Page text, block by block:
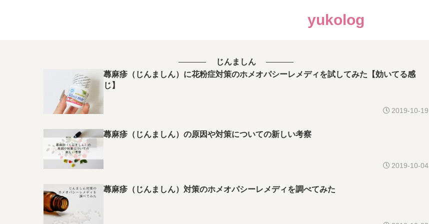
yukolog
じんましん
蕁麻疹（じんましん）に花粉症対策のホメオパシーレメディを試してみた【効いてる感
じ】
2019-10-19
蕁麻疹（じんましん）の原因や対策についての新しい考察
2019-10-04
蕁麻疹（じんましん）対策のホメオパシーレメディを調べてみた